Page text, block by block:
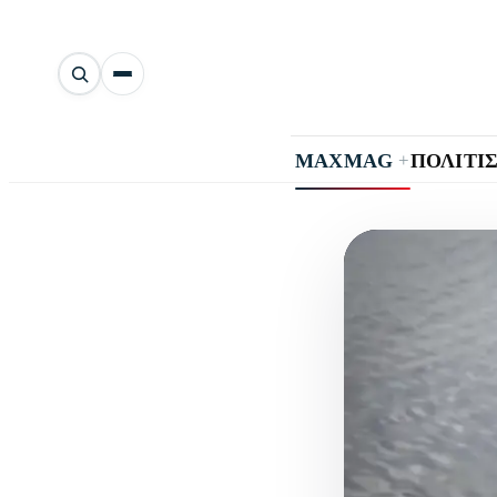
Αναζήτηση
άρθρων
MAXMAG +